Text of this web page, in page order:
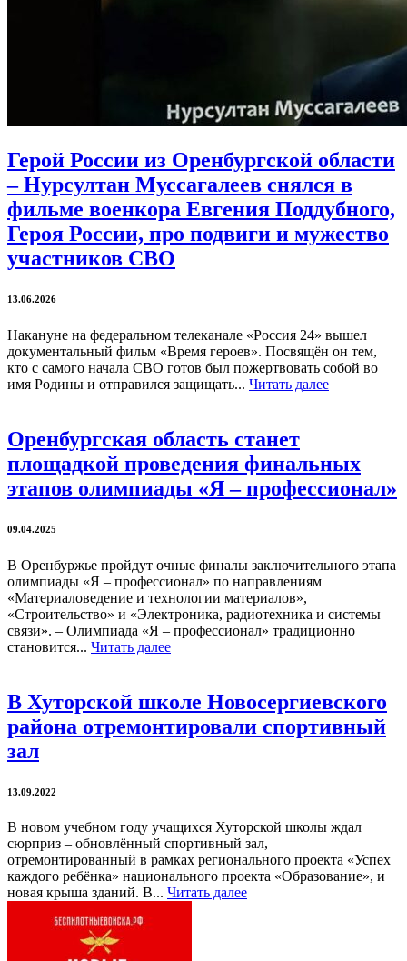
Герой России из Оренбургской области
– Нурсултан Муссагалеев снялся в
фильме военкора Евгения Поддубного,
Героя России, про подвиги и мужество
участников СВО
13.06.2026
Накануне на федеральном телеканале «Россия 24» вышел
документальный фильм «Время героев». Посвящён он тем,
кто с самого начала СВО готов был пожертвовать собой во
имя Родины и отправился защищать... Читать далее
Оренбургская область станет
площадкой проведения финальных
этапов олимпиады «Я – профессионал»
09.04.2025
В Оренбуржье пройдут очные финалы заключительного этапа
олимпиады «Я – профессионал» по направлениям
«Материаловедение и технологии материалов»,
«Строительство» и «Электроника, радиотехника и системы
связи». – Олимпиада «Я – профессионал» традиционно
становится... Читать далее
В Хуторской школе Новосергиевского
района отремонтировали спортивный
зал
13.09.2022
В новом учебном году учащихся Хуторской школы ждал
сюрприз – обновлённый спортивный зал,
отремонтированный в рамках регионального проекта «Успех
каждого ребёнка» национального проекта «Образование», и
новая крыша зданий. В... Читать далее